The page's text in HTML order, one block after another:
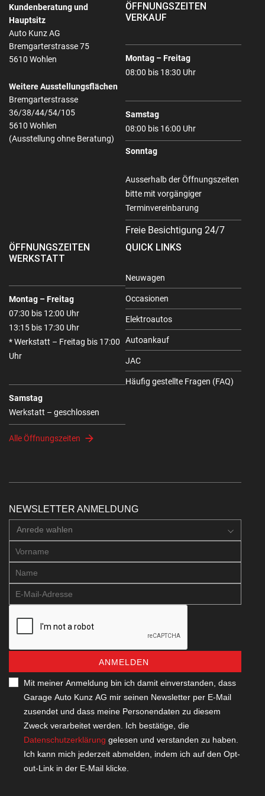
Kundenberatung und
Hauptsitz
Auto Kunz AG
Bremgarterstrasse 75
5610 Wohlen
Weitere Ausstellungsflächen
Bremgarterstrasse
36/38/44/54/105
5610 Wohlen
(Ausstellung ohne Beratung)
ÖFFNUNGSZEITEN
VERKAUF
Montag – Freitag
08:00 bis 18:30 Uhr
Samstag
08:00 bis 16:00 Uhr
Sonntag
Ausserhalb der Öffnungszeiten
bitte mit vorgängiger
Terminvereinbarung
Freie Besichtigung 24/7
ÖFFNUNGSZEITEN
WERKSTATT
Montag – Freitag
07:30 bis 12:00 Uhr
13:15 bis 17:30 Uhr
* Werkstatt – Freitag bis 17:00
Uhr
Samstag
Werkstatt – geschlossen
Alle Öffnungszeiten
QUICK LINKS
Neuwagen
Occasionen
Elektroautos
Autoankauf
JAC
Häufig gestellte Fragen (FAQ)
NEWSLETTER ANMELDUNG
Anrede wahlen
ANMELDEN
Mit meiner Anmeldung bin ich damit einverstanden, dass
Garage Auto Kunz AG mir seinen Newsletter per E-Mail
zusendet und dass meine Personendaten zu diesem
Zweck verarbeitet werden. Ich bestätige, die
Datenschutzerklärung gelesen und verstanden zu haben.
Ich kann mich jederzeit abmelden, indem ich auf den Opt-
out-Link in der E-Mail klicke.